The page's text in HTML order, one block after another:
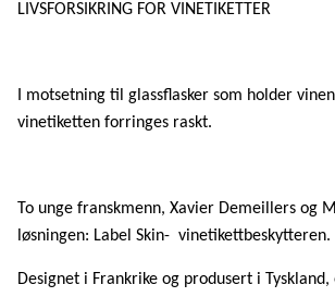
LIVSFORSIKRING FOR VINETIKETTER
I motsetning til glassflasker som holder
vinetiketten forringes raskt.
To unge franskmenn, Xavier Demeillers og
løsningen: Label Skin- vinetikettbeskytteren.
Designet i Frankrike og produsert i Tyskland,